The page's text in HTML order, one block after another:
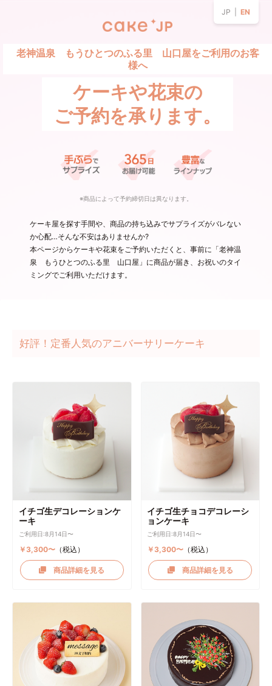
JP |EN
老神温泉 もうひとつのふる里 山口屋をご利用のお客
様へ
ケーキや花束の
ご予約を承ります。
※商品によって予約締切日は異なります。
ケーキ屋を探す手間や、商品の持ち込みでサプライズがバレない
か心配…そんな不安はありませんか?
本ページからケーキや花束をご予約いただくと、事前に「老神温
泉 もうひとつのふる里 山口屋」に商品が届き、お祝いのタイ
ミングでご利用いただけます。
好評！定番人気のアニバーサリーケーキ
イチゴ生デコレーションケ
ーキ
ご利用日:8月14日〜
￥3,300〜（税込）
商品詳細を見る
イチゴ生チョコデコレーシ
ョンケーキ
ご利用日:8月14日〜
￥3,300〜 （税込）
商品詳細を見る